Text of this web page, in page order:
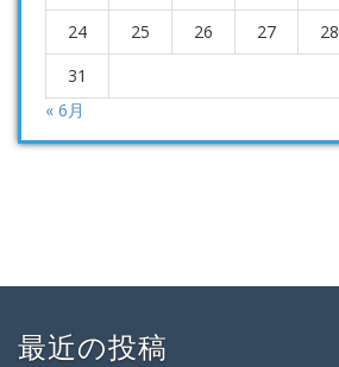
24
25 26 27 28
31
« 6月
最近の投稿